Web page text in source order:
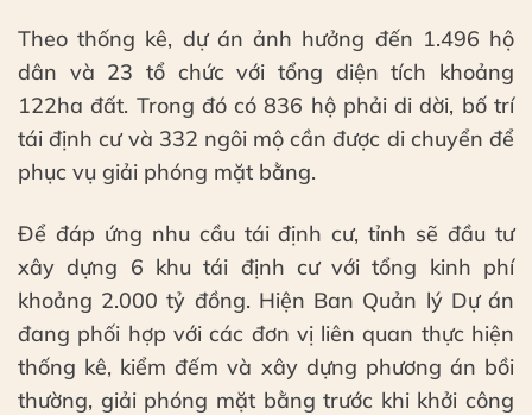
Theo thống kê, dự án ảnh hưởng đến 1.496 hộ
dân và 23 tổ chức với tổng diện tích khoảng
122ha đất. Trong đó có 836 hộ phải di dời, bố trí
tái định cư và 332 ngôi mộ cần được di chuyển để
phục vụ giải phóng mặt bằng.
Để đáp ứng nhu cầu tái định cư, tỉnh sẽ đầu tư
xây dựng 6 khu tái định cư với tổng kinh phí
khoảng 2.000 tỷ đồng. Hiện Ban Quản lý Dự án
đang phối hợp với các đơn vị liên quan thực hiện
thống kê, kiểm đếm và xây dựng phương án bồi
thường, giải phóng mặt bằng trước khi khởi công